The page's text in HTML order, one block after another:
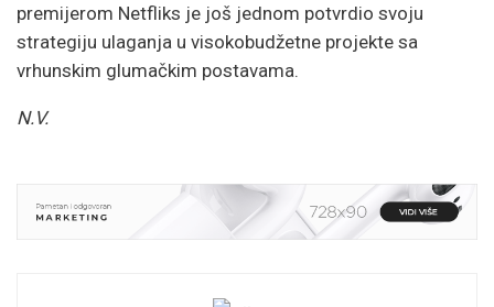
premijerom Netfliks je još jednom potvrdio svoju
strategiju ulaganja u visokobudžetne projekte sa
vrhunskim glumačkim postavama.
N.V.